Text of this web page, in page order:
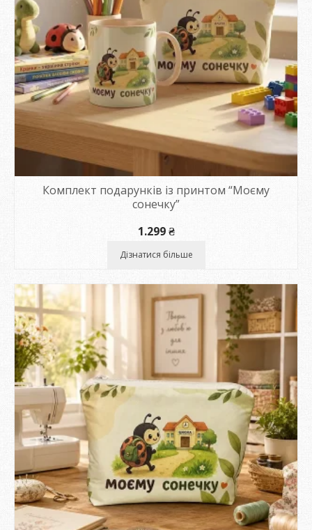
Комплект подарунків із принтом “Моєму
сонечку”
1.299₴
Дізнатися більше